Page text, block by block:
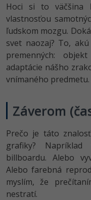
Hoci si to väčšina
vlastnosťou
ľudskom mozgu.
svet naozaj? To,
premenných:
adaptácie nášho
vnímaného predmetu.
Záverom
Prečo je táto
grafiky?
billboardu. Alebo
Alebo farebná
myslím, že
nestratí.